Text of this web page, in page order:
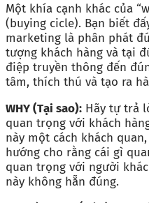
Một khía cạnh khác của
(buying cicle). Bạn biết
marketing là phân phát
tượng khách hàng và tại
điệp truyền thông đến
tâm, thích thú và tạo ra
WHY (Tại sao): Hãy tự trả
quan trọng với khách
này một cách khách
hướng cho rằng cái gì
quan trọng với người
này không hẵn đúng.